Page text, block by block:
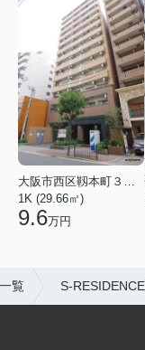
大阪市西区靱本町３丁目
1K (29.66㎡)
9.6万円
覧 S-